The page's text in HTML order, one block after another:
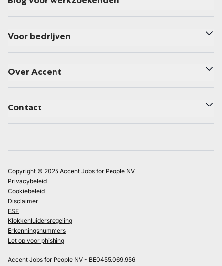
Voor bedrijven
Over Accent
Contact
Copyright © 2025 Accent Jobs for People NV
Privacybeleid
Cookiebeleid
Disclaimer
ESF
Klokkenluidersregeling
Erkenningsnummers
Let op voor phishing
Accent Jobs for People NV - BE0455.069.956